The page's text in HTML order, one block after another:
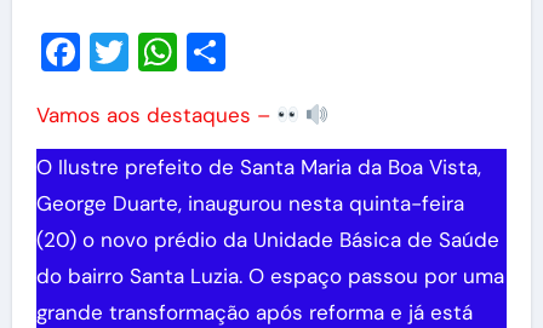
Facebook
TwitterWhatsApp
Share
Vamos aos destaques –
O Ilustre prefeito de Santa Maria da Boa Vista,
George Duarte, inaugurou nesta quinta-feira
(20) o novo prédio da Unidade Básica de Saúde
do bairro Santa Luzia. O espaço passou por uma
grande transformação após reforma e já está